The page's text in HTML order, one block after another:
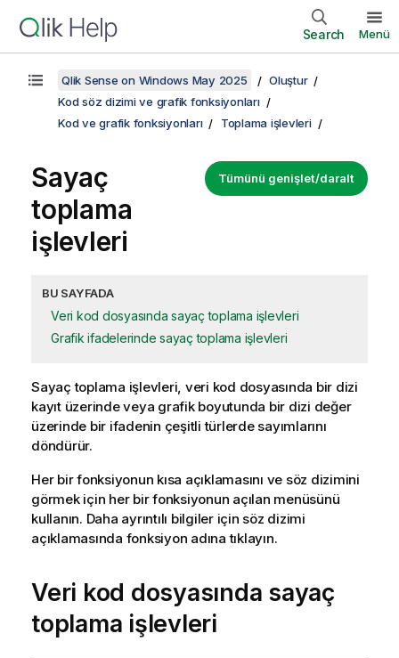
Search Menü
Qlik Sense on Windows May 2025
Oluştur
Kod söz dizimi ve grafik fonksiyonları
Kod ve grafik fonksiyonları
Toplama işlevleri
Tümünü genişlet/daralt
Sayaç
toplama
işlevleri
BU SAYFADA
Veri kod dosyasında sayaç toplama işlevleri
Grafik ifadelerinde sayaç toplama işlevleri
Sayaç toplama işlevleri, veri kod dosyasında bir dizi
kayıt üzerinde veya grafik boyutunda bir dizi değer
üzerinde bir ifadenin çeşitli türlerde sayımlarını
döndürür.
Her bir fonksiyonun kısa açıklamasını ve söz dizimini
görmek için her bir fonksiyonun açılan menüsünü
kullanın. Daha ayrıntılı bilgiler için söz dizimi
açıklamasında fonksiyon adına tıklayın.
Veri kod dosyasında sayaç
toplama işlevleri